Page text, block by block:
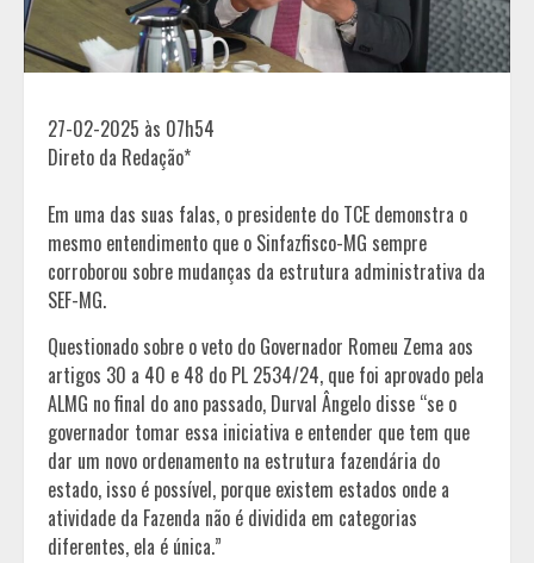
27-02-2025 às 07h54
Direto da Redação*
Em uma das suas falas, o presidente do TCE demonstra o
mesmo entendimento que o Sinfazfisco-MG sempre
corroborou sobre mudanças da estrutura administrativa da
SEF-MG.
Questionado sobre o veto do Governador Romeu Zema aos
artigos 30 a 40 e 48 do PL 2534/24, que foi aprovado pela
ALMG no final do ano passado, Durval Ângelo disse “se o
governador tomar essa iniciativa e entender que tem que
dar um novo ordenamento na estrutura fazendária do
estado, isso é possível, porque existem estados onde a
atividade da Fazenda não é dividida em categorias
diferentes, ela é única.”